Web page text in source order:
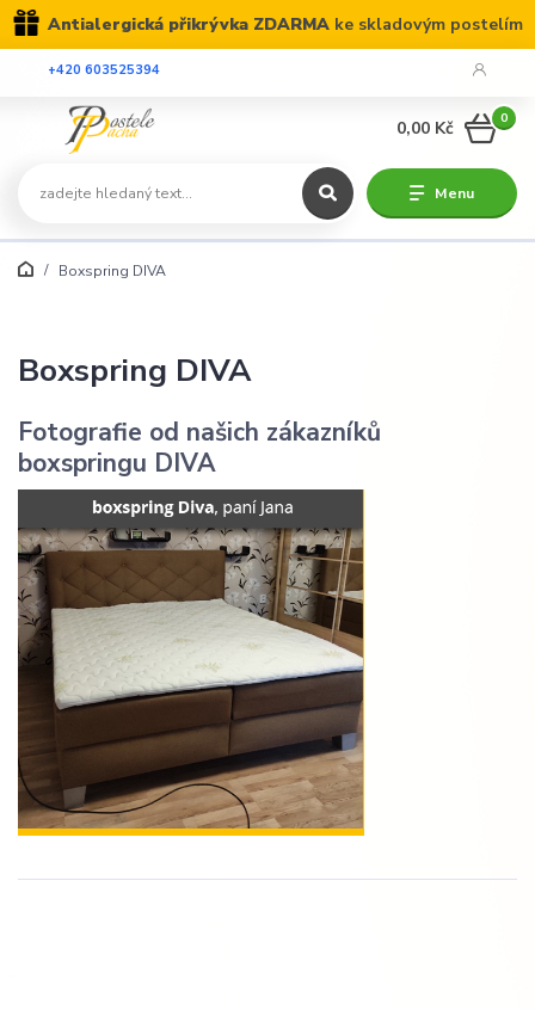
Antialergická přikrývka ZDARMAke skladovým postelím
Menu
+420 603525394
0
0,00 Kč
Boxspring DIVA
Boxspring DIVA
Fotografie od našich zákazníků
boxspringu DIVA